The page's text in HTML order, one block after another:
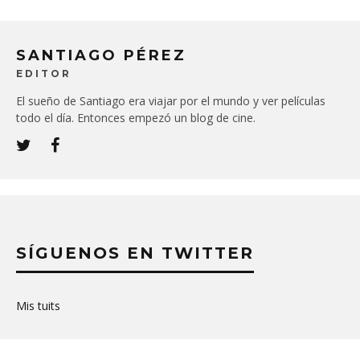
SANTIAGO PÉREZ
EDITOR
El sueño de Santiago era viajar por el mundo y ver películas
todo el día. Entonces empezó un blog de cine.
SÍGUENOS EN TWITTER
Mis tuits